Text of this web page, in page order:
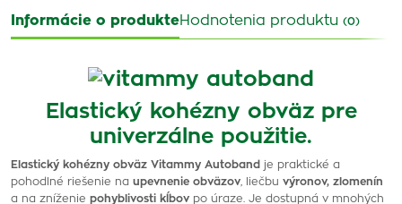
Informácie o produkteHodnotenia produktu (0)
Elastický kohézny obväz pre
univerzálne použitie.
Elastický kohézny obväz Vitammy Autoband je praktické a
pohodlné riešenie na upevnenie obväzov , liečbu výronov, zlomenín
a na zníženie pohyblivosti kĺbov po úraze. Je dostupná v mnohých